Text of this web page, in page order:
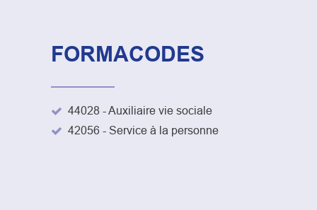
FORMACODES
44028 - Auxiliaire vie sociale
42056 - Service à la personne